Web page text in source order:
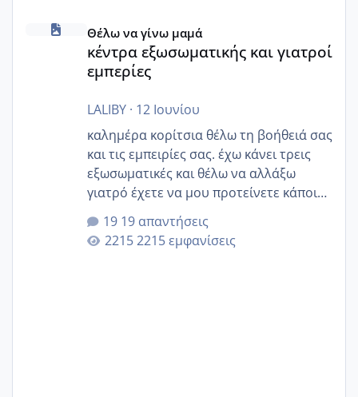
κέντρα εξωσωματικής και γιατροί εμπερίες
Θέλω να γίνω μαμά
κέντρα εξωσωματικής και γιατροί
εμπερίες
LALIBY· 12 Ιουνίου
καλημέρα κορίτσια θέλω τη βοήθειά σας
και τις εμπειρίες σας. έχω κάνει τρεις
εξωσωματικές και θέλω να αλλάξω
γιατρό έχετε να μου προτείνετε κάποιον
που μείνατε ευχαριστημένες και είχατε
επιιτυχία? έκανα στο υγεία με τον
ζερβομανωλάκη (δεν το εψαξε καθόλου
19 απαντήσεις
2215 εμφανίσεις